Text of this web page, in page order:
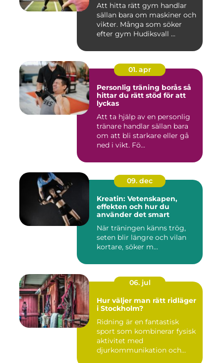
Att hitta rätt gym handlar
sällan bara om maskiner och
vikter. Många som söker
efter gym Hudiksvall ...
01. apr
Personlig träning borås så
hittar du rätt stöd för att
lyckas
Att ta hjälp av en personlig
tränare handlar sällan bara
om att bli starkare eller gå
ned i vikt. Fö...
09. dec
Kreatin: Vetenskapen,
effekten och hur du
använder det smart
När träningen känns trög,
seten blir längre och vilan
kortare, söker m...
06. jul
Hur väljer man rätt ridläger
i Stockholm?
Ridning är en fantastisk
sport som kombinerar fysisk
aktivitet med
djurkommunikation och